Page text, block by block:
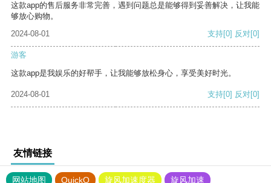
这款app的售后服务非常完善，遇到问题总是能够得到妥善解决，让我能
够放心购物。
2024-08-01
支持[0] 反对[0]
游客
这款app是我娱乐的好帮手，让我能够放松身心，享受美好时光。
2024-08-01 支持[0] 反对[0]
友情链接
网站地图 QuickQ 旋风加速度器
旋风加速